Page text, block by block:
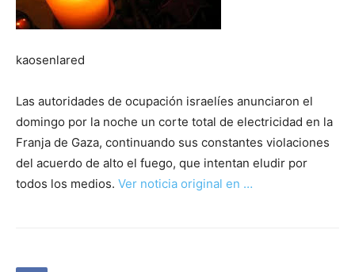
kaosenlared
Las autoridades de ocupación israelíes anunciaron el
domingo por la noche un corte total de electricidad en la
Franja de Gaza, continuando sus constantes violaciones
del acuerdo de alto el fuego, que intentan eludir por
todos los medios. Ver noticia original en …